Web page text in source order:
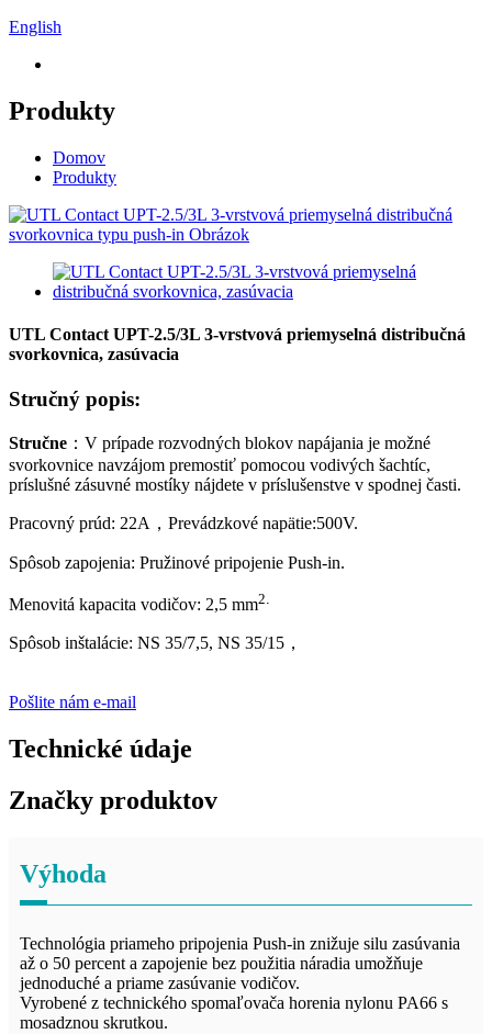
English
Produkty
Domov
Produkty
UTL Contact UPT-2.5/3L 3-vrstvová priemyselná distribučná
svorkovnica, zasúvacia
Stručný popis:
Stručne ： V prípade rozvodných blokov napájania je možné
svorkovnice navzájom premostiť pomocou vodivých šachtíc,
príslušné zásuvné mostíky nájdete v príslušenstve v spodnej časti.
Pracovný prúd: 22A ， Prevádzkové napätie:500V.
Spôsob zapojenia: Pružinové pripojenie Push-in.
Menovitá kapacita vodičov: 2,5 mm2.
Spôsob inštalácie: NS 35/7,5, NS 35/15 ，
Pošlite nám e-mail
Technické údaje
Značky produktov
Výhoda
Technológia priameho pripojenia Push-in znižuje silu zasúvania
až o 50 percent a zapojenie bez použitia náradia umožňuje
jednoduché a priame zasúvanie vodičov.
Vyrobené z technického spomaľovača horenia nylonu PA66 s
mosadznou skrutkou.